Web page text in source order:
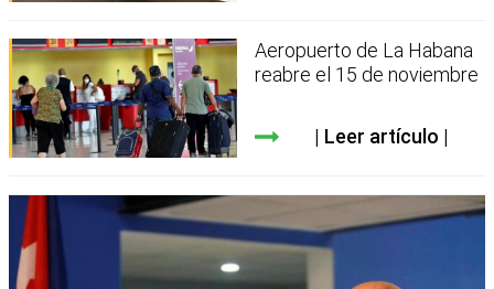
Aeropuerto de La Habana
reabre el 15 de noviembre
Leer artículo